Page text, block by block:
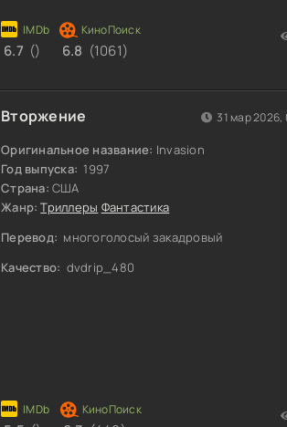
6.7 () 6.8 (1061)
Вторжение
Оригинальное название: Invasion
Год выпуска: 1997
Страна: США
Жанр: Триллеры Фантастика
Перевод: многоголосый закадровый
Качество: dvdrip_480
31 мар 2026,